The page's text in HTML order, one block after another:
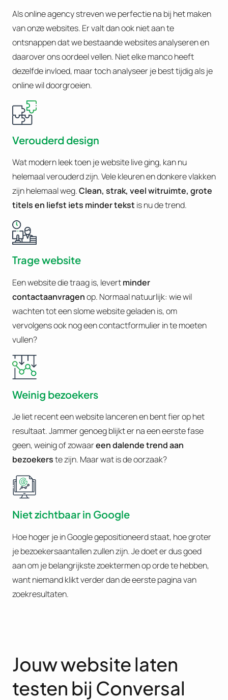
Als online agency streven we perfectie na bij het maken
van onze websites. Er valt dan ook niet aan te
ontsnappen dat we bestaande websites analyseren en
daarover ons oordeel vellen. Niet elke manco heeft
dezelfde invloed, maar toch analyseer je best tijdig als je
online wil doorgroeien.
Verouderd design
Wat modern leek toen je website live ging, kan nu
helemaal verouderd zijn. Vele kleuren en donkere vlakken
zijn helemaal weg.Clean, strak, veel witruimte, grote
titels en liefst iets minder tekst is nu de trend.
Trage website
Een website die traag is, levertminder
contactaanvragenop. Normaal natuurlijk: wie wil
wachten tot een slome website geladen is, om
vervolgens ook nog een contactformulier in te moeten
vullen?
Weinig bezoekers
Je liet recent een website lanceren en bent fier op het
resultaat. Jammer genoeg blijkt er na een eerste fase
geen, weinig of zowaareen dalende trend aan
bezoekerste zijn. Maar wat is de oorzaak?
Niet zichtbaar in Google
Hoe hoger je in Google gepositioneerd staat, hoe groter
je bezoekersaantallen zullen zijn. Je doet er dus goed
aan om je belangrijkste zoektermen op orde te hebben,
want niemand klikt verder dan de eerste pagina van
zoekresultaten.
Jouw website laten
testen bij Conversal